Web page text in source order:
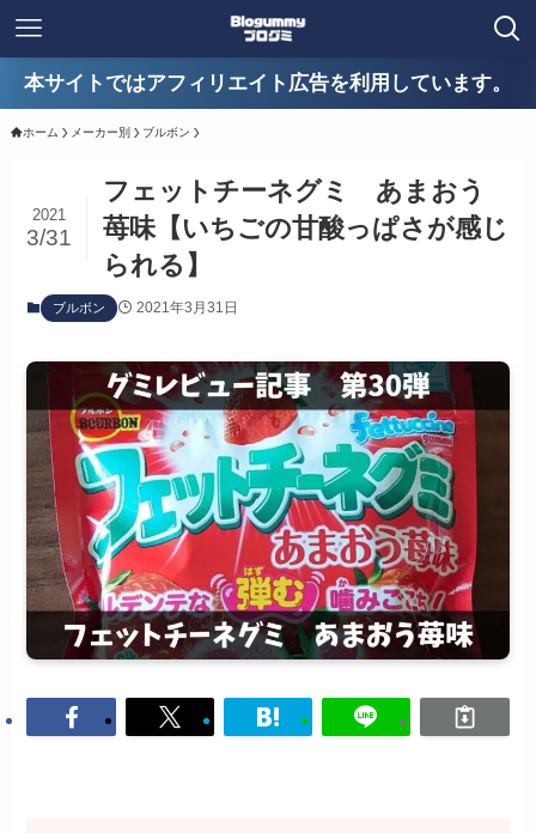
本サイトではアフィリエイト広告を利用しています。
ホーム メーカー別 ブルボン
フェットチーネグミ あまおう
苺味【いちごの甘酸っぱさが感じ
られる】
2021
3/31
ブルボン 2021年3月31日